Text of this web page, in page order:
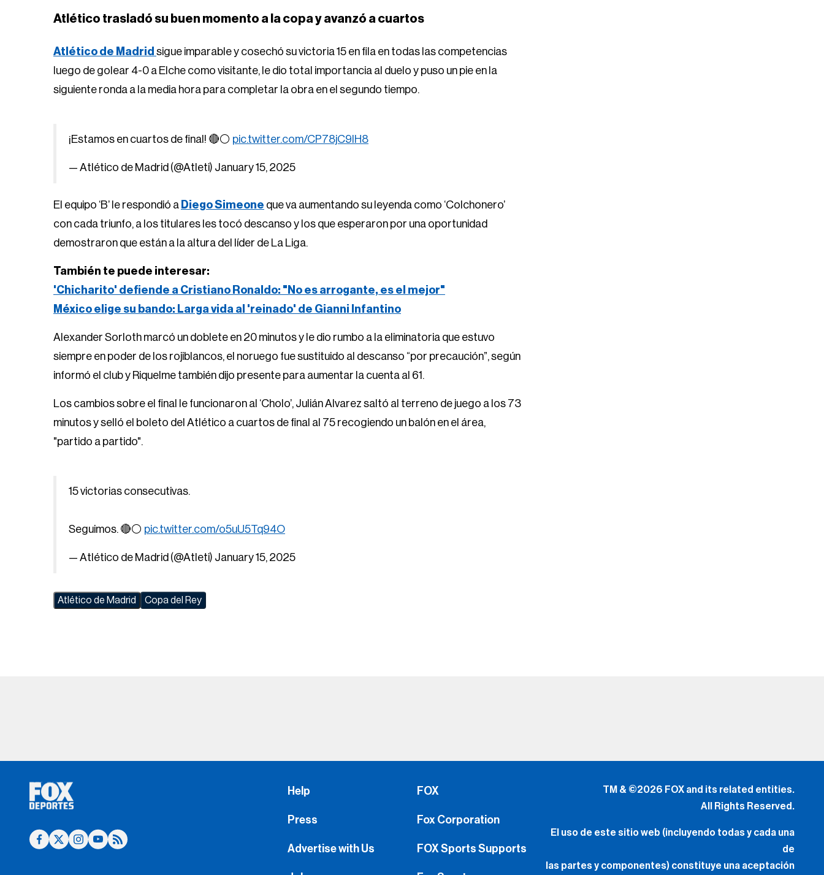
Atlético trasladó su buen momento a la copa y avanzó a cuartos
Atlético de Madrid sigue imparable y cosechó su victoria 15 en fila en todas las competencias
luego de golear 4-0 a Elche como visitante, le dio total importancia al duelo y puso un pie en la
siguiente ronda a la media hora para completar la obra en el segundo tiempo.
¡Estamos en cuartos de final! 🔴⚪ pic.twitter.com/CP78jC9lH8
— Atlético de Madrid (@Atleti) January 15, 2025
El equipo ‘B’ le respondió a Diego Simeone que va aumentando su leyenda como ‘Colchonero’
con cada triunfo, a los titulares les tocó descanso y los que esperaron por una oportunidad
demostraron que están a la altura del líder de La Liga.
También te puede interesar:
'Chicharito' defiende a Cristiano Ronaldo: "No es arrogante, es el mejor"
México elige su bando: Larga vida al 'reinado' de Gianni Infantino
Alexander Sorloth marcó un doblete en 20 minutos y le dio rumbo a la eliminatoria que estuvo
siempre en poder de los rojiblancos, el noruego fue sustituido al descanso “por precaución”, según
informó el club y Riquelme también dijo presente para aumentar la cuenta al 61.
Los cambios sobre el final le funcionaron al ‘Cholo’, Julián Alvarez saltó al terreno de juego a los 73
minutos y selló el boleto del Atlético a cuartos de final al 75 recogiendo un balón en el área,
"partido a partido".
15 victorias consecutivas.
Seguimos. 🔴⚪️ pic.twitter.com/o5uU5Tq94O
— Atlético de Madrid (@Atleti) January 15, 2025
Atlético de Madrid Copa del Rey
Press
Advertise with Us
Jobs
FS1
Fox Corporation
FOX Sports Supports
Fox Sports
de
las partes y componentes) constituye una aceptación
Política de Privacidad.
Tus Opciones de Privacidad